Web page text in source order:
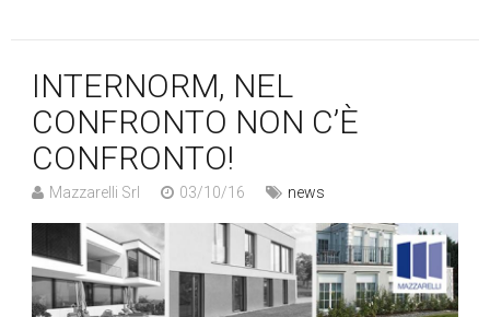
INTERNORM, NEL
CONFRONTO NON C’È
CONFRONTO!
Mazzarelli Srl 03/10/16 news